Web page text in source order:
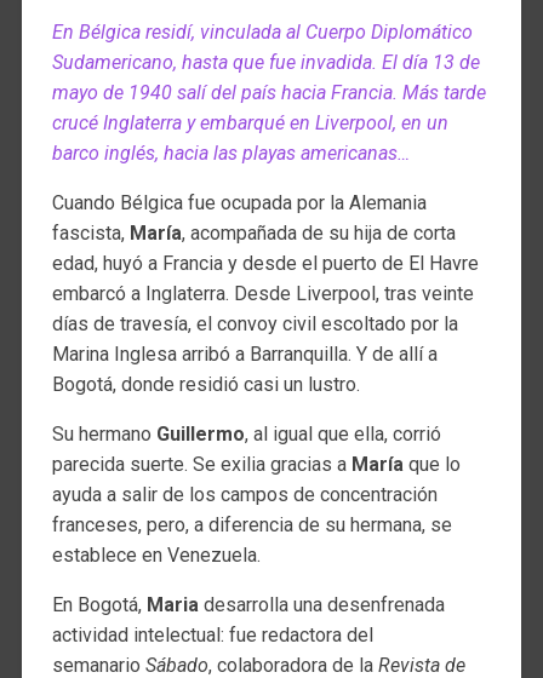
En Bélgica residí, vinculada al Cuerpo Diplomático
Sudamericano, hasta que fue invadida. El día 13 de
mayo de 1940 salí del país hacia Francia. Más tarde
crucé Inglaterra y embarqué en Liverpool, en un
barco inglés, hacia las playas americanas…
Cuando Bélgica fue ocupada por la Alemania
fascista, María, acompañada de su hija de corta
edad, huyó a Francia y desde el puerto de El Havre
embarcó a Inglaterra. Desde Liverpool, tras veinte
días de travesía, el convoy civil escoltado por la
Marina Inglesa arribó a Barranquilla. Y de allí a
Bogotá, donde residió casi un lustro.
Su hermano Guillermo, al igual que ella, corrió
parecida suerte. Se exilia gracias a María que lo
ayuda a salir de los campos de concentración
franceses, pero, a diferencia de su hermana, se
establece en Venezuela.
En Bogotá, Maria desarrolla una desenfrenada
actividad intelectual: fue redactora del
semanario Sábado, colaboradora de la Revista de